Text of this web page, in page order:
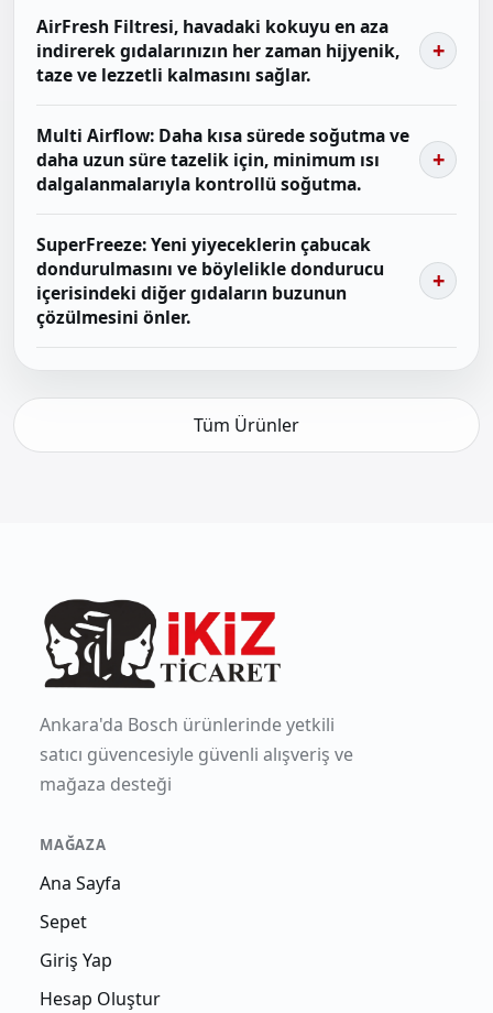
AirFresh Filtresi, havadaki kokuyu en aza
indirerek gıdalarınızın her zaman hijyenik,
taze ve lezzetli kalmasını sağlar.
Multi Airflow: Daha kısa sürede soğutma ve
daha uzun süre tazelik için, minimum ısı
dalgalanmalarıyla kontrollü soğutma.
SuperFreeze: Yeni yiyeceklerin çabucak
dondurulmasını ve böylelikle dondurucu
içerisindeki diğer gıdaların buzunun
çözülmesini önler.
Tüm Ürünler
Ankara'da Bosch ürünlerinde yetkili
satıcı güvencesiyle güvenli alışveriş ve
mağaza desteği
MAĞAZA
Ana Sayfa
Sepet
Giriş Yap
Hesap Oluştur